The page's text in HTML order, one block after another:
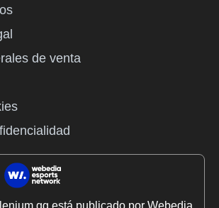
de venta
está publicado por Webedia.